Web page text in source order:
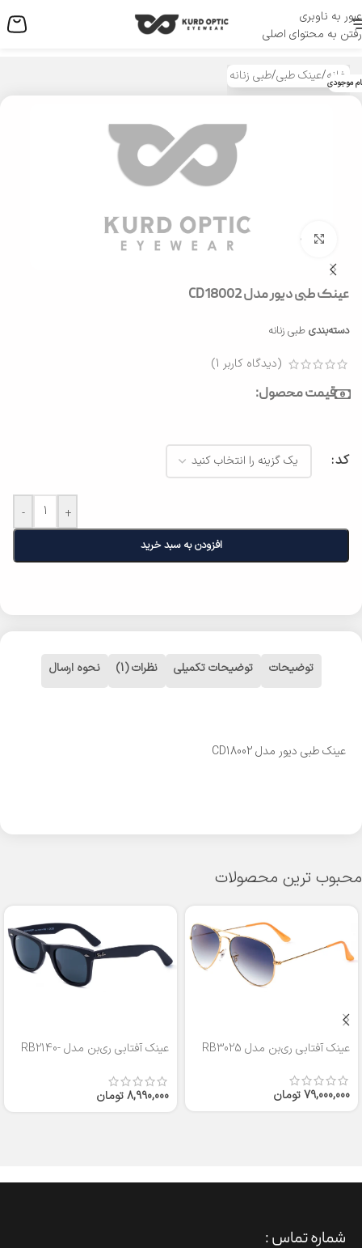
عبور به ناوبری
رفتن به محتوای اصلی
منو
خانه/عینک طبی/طبی زنانه موجودی
بزرگنمایی تصویر
عینک طبی دیور مدل CD18002
دسته‌بندی طبی زنانه
(دیدگاه کاربر 1
)
قیمت محصول:
کد
- +
افزودن به سبد خرید
توضیحات توضیحات تکمیلی نظرات (1) نحوه ارسال
عینک طبی دیور مدل CD18002
محبوب ترین محصولات
عینک آفتابی ری‌بن مدل RB3025
79,000,000تومان
عینک آفتابی ری‌بن مدل RB2140-
8,990,000تومان
شماره تماس :